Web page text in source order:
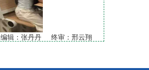
编辑：张丹丹 终审：邢云翔